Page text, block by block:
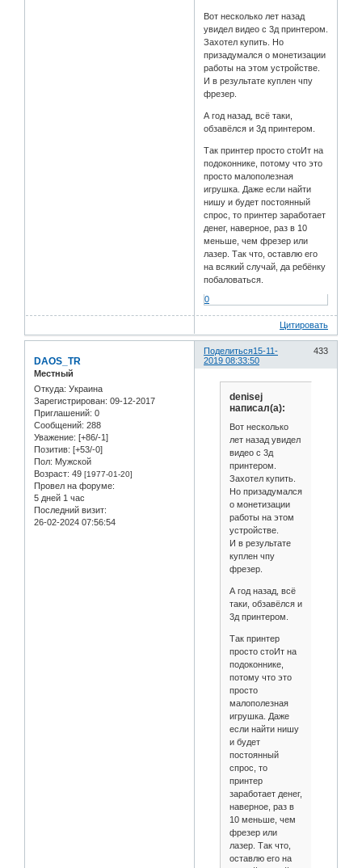
Вот несколько лет назад
увидел видео с 3д принтером.
Захотел купить. Но
призадумался о монетизации
работы на этом устройстве.
И в результате куплен чпу
фрезер.
А год назад, всё таки,
обзавёлся и 3д принтером.
Так принтер просто стоИт на
подоконнике, потому что это
просто малополезная
игрушка. Даже если найти
нишу и будет постоянный
спрос, то принтер заработает
денег, наверное, раз в 10
меньше, чем фрезер или
лазер. Так что, оставлю его
на всякий случай, да ребёнку
побаловаться.
0
Цитировать
Поделиться 433
15-11-
2019 08:33:50
DAOS_TR
Местный
Откуда: Украина
Зарегистрирован: 09-12-2017
Приглашений: 0
Сообщений: 288
Уважение: [+86/-1]
Позитив: [+53/-0]
Пол: Мужской
Возраст: 49 [1977-01-20]
Провел на форуме:
5 дней 1 час
Последний визит:
26-02-2024 07:56:54
denisej
написал(а):
Вот несколько
лет назад увидел
видео с 3д
принтером.
Захотел купить.
Но призадумался
о монетизации
работы на этом
устройстве.
И в результате
куплен чпу
фрезер.
А год назад, всё
таки, обзавёлся и
3д принтером.
Так принтер
просто стоИт на
подоконнике,
потому что это
просто
малополезная
игрушка. Даже
если найти нишу
и будет
постоянный
спрос, то
принтер
заработает денег,
наверное, раз в
10 меньше, чем
фрезер или
лазер. Так что,
оставлю его на